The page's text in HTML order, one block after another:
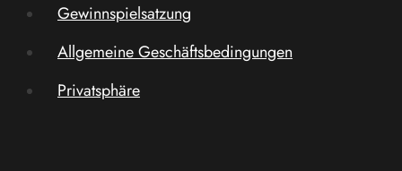
Gewinnspielsatzung
Allgemeine Geschäftsbedingungen
Privatsphäre